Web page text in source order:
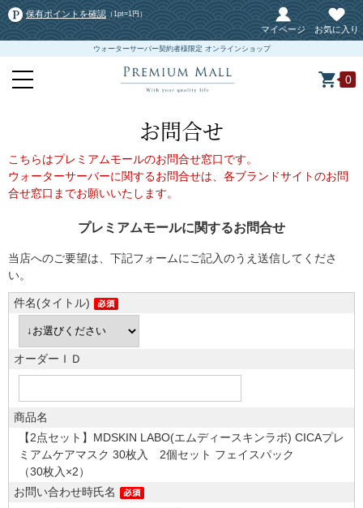
保有ポイントを確認 （1pt=1円）
マイページ お気に入り
ウォーターサーバー契約者様限定 オンラインショップ
0
お問合せ
こちらはプレミアムモールのお問合せ窓口です。
ウォーターサーバーに関するお問合せは、各ブランドサイトのお問
合せ窓口までお願いいたします。
プレミアムモールに関するお問合せ
当店へのご要望は、下記フォームにご記入のうえ送信してくださ
い。
件名(タイトル)
オーダーＩＤ
商品名
【2点セット】MDSKIN LABO(エムディースキンラボ) CICAプレ
ミアムケアマスク 30枚入 2個セット フェイスパック
（30枚入×2）
お問い合わせ時氏名